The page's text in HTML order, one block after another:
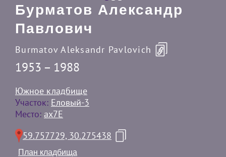
Бурматов Александр
Павлович
Burmatov Aleksandr Pavlovich
1953 – 1988
Южное кладбище
Участок: Еловый-3
Место: ax7E
59.757729, 30.275438
План кладбища